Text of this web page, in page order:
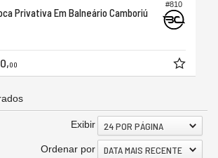
#810
Privativa Em Balneário Camboriú
00
Exibir 24 POR PÁGINA
Ordenar por DATA MAIS RECENTE